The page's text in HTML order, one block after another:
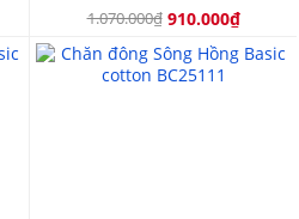
1.070.000₫ 910.000₫